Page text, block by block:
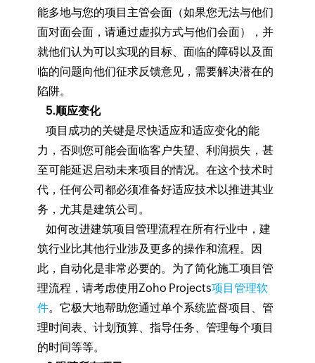
能多地与您的项目主管会面（如果您无法与他们
面对面会面，请通过虚拟方式与他们会面），并
就他们认为可以实现的目标、面临的障碍以及面
临的问题向他们征求反馈意见，需要解决潜在的
陷阱。
5.顺应变化
项目成功的关键是尽快适应和适应变化的能
力，否则您可能会面临客户失望、利润损失，甚
至可能延迟启动未来项目的情况。在这个技术时
代，任何公司都必须准备好适应技术以推进其业
务，尤其是建筑公司。
如何改进建筑项目管理流程在所有行业中，建
筑行业比其他行业涉及更多的操作和流程。因
此，自动化是非常必要的。为了简化施工项目管
理流程，请考虑使用Zoho Projects项目管理软
件。它极大地帮助您通过单个系统监督项目、管
理时间表、计划预算、指导任务、管理每个项目
的时间等等。